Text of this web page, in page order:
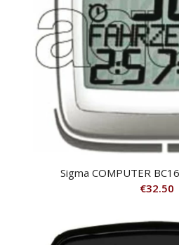
Sigma COMPUTER
€32.50